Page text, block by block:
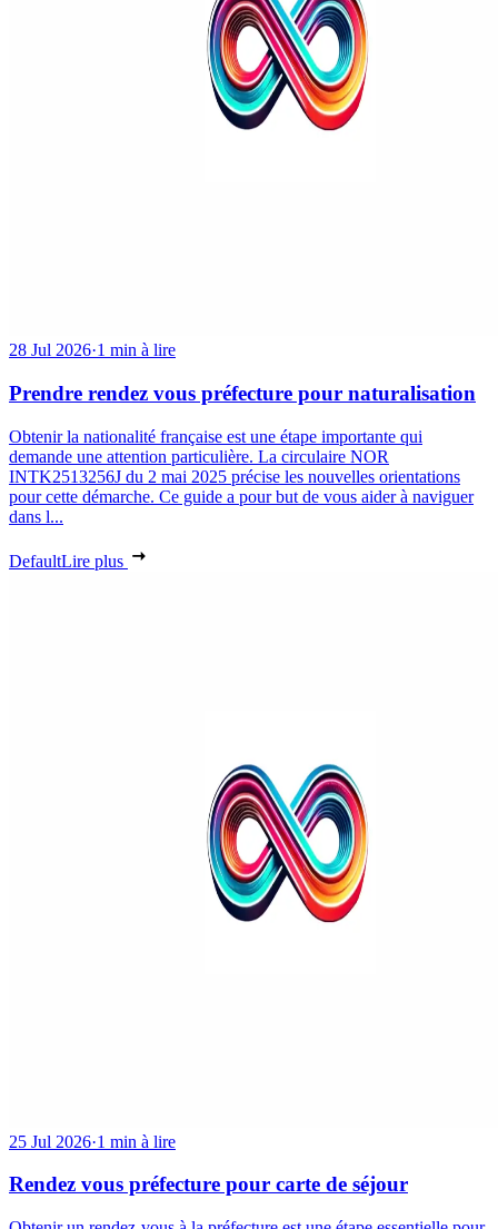
28 Jul 2026·1 min à lire
Prendre rendez vous préfecture pour naturalisation
Obtenir la nationalité française est une étape importante qui
demande une attention particulière. La circulaire NOR
INTK2513256J du 2 mai 2025 précise les nouvelles orientations
pour cette démarche. Ce guide a pour but de vous aider à naviguer
dans l...
DefaultLire plus
25 Jul 2026·1 min à lire
Rendez vous préfecture pour carte de séjour